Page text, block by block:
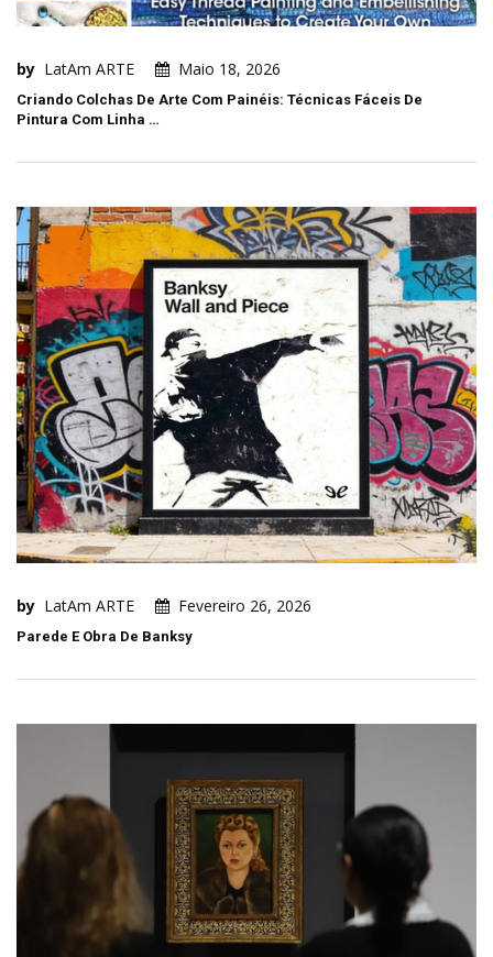
by LatAm ARTE Maio 18, 2026
Criando Colchas De Arte Com Painéis: Técnicas Fáceis De
Pintura Com Linha …
by LatAm ARTE Fevereiro 26, 2026
Parede E Obra De Banksy